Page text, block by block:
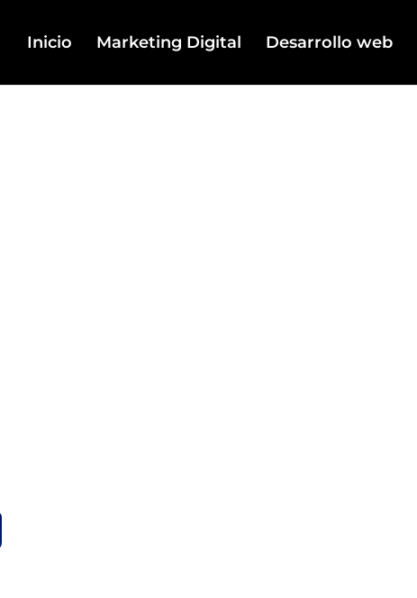
Inicio Marketing Digital Desarrollo web